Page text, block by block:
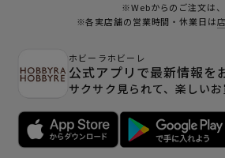
※Webからのご注文は
※各実店舗の営業時間・休業日は
ホビーラホビーレ
公式アプリで最新情報を
サクサク見られて、楽しい